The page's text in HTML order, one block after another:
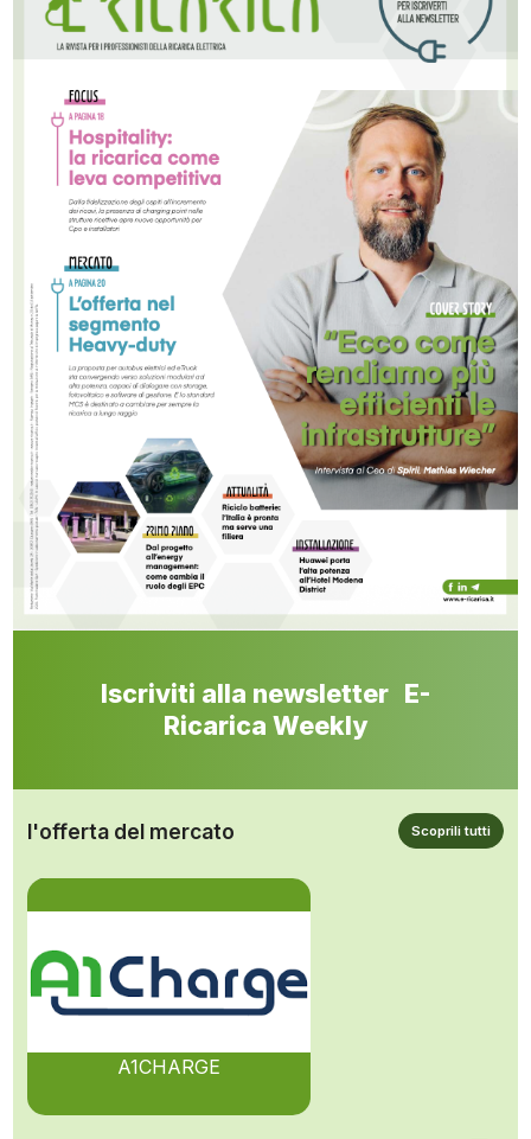
Iscriviti alla newsletter E-
Ricarica Weekly
l'offerta del mercato Scoprili tutti
A1CHARGE